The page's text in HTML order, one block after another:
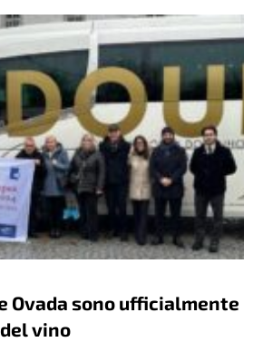
Ovada sono ufficialmente
vino